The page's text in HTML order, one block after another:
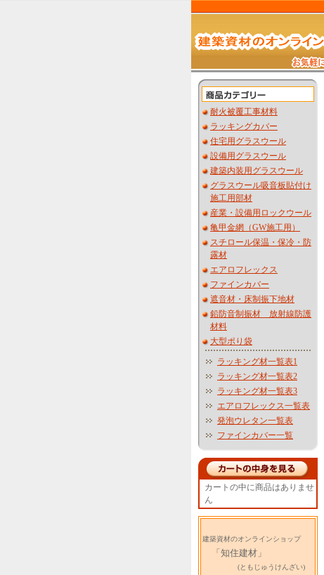
耐火被覆工事材料
ラッキングカバー
住宅用グラスウール
設備用グラスウール
建築内装用グラスウール
グラスウール吸音板貼付け
施工用部材
産業・設備用ロックウール
亀甲金網（GW施工用）
スチロール保温・保冷・防
露材
エアロフレックス
ファインカバー
遮音材・床制振下地材
鉛防音制振材 放射線防護
材料
大型ポり袋
ラッキング材一覧表1
ラッキング材一覧表2
ラッキング材一覧表3
エアロフレックス一覧表
発泡ウレタン一覧表
ファインカバー一覧
カートの中に商品はありませ
ん
建築資材のオンラインショップ
「知住建材」
(ともじゅうけんざい)